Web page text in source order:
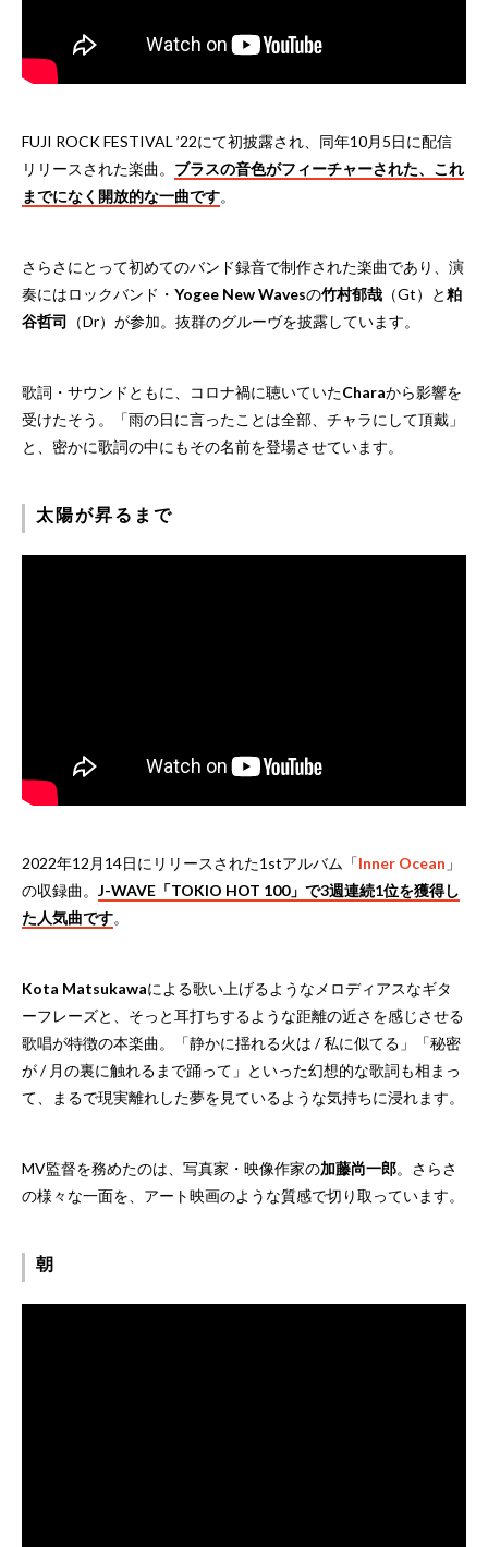
FUJI ROCK FESTIVAL ’22にて初披露され、同年10月5日に配信
リリースされた楽曲。 ブラスの音色がフィーチャーされた、これ
までになく開放的な一曲です。
さらさにとって初めてのバンド録音で制作された楽曲であり、演
奏にはロックバンド・ Yogee New Wavesの竹村郁哉 （Gt）と粕
谷哲司 （Dr）が参加。抜群のグルーヴを披露しています。
歌詞・サウンドともに、コロナ禍に聴いていたCharaから影響を
受けたそう。「雨の日に言ったことは全部、チャラにして頂戴」
と、密かに歌詞の中にもその名前を登場させています。
太陽が昇るまで
2022年12月14日にリリースされた1stアルバム「Inner Ocean 」
の収録曲。 J-WAVE「TOKIO HOT 100」で3週連続1位を獲得し
た人気曲です。
Kota Matsukawaによる歌い上げるようなメロディアスなギタ
ーフレーズと、そっと耳打ちするような距離の近さを感じさせる
歌唱が特徴の本楽曲。「静かに揺れる火は / 私に似てる」「秘密
が / 月の裏に触れるまで踊って」といった幻想的な歌詞も相まっ
て、まるで現実離れした夢を見ているような気持ちに浸れます。
MV監督を務めたのは、写真家・映像作家の加藤尚一郎。さらさ
の様々な一面を、アート映画のような質感で切り取っています。
朝